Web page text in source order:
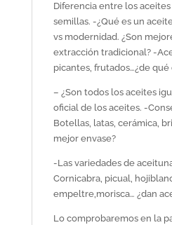
Diferencia entre los
semillas. -¿Qué es un
vs modernidad. ¿Son
extracción tradicional? -
picantes, frutados…¿de
– ¿Son todos los aceites
oficial de los aceites. -
Botellas, latas, cerámica,
mejor envase?
-Las variedades de
Cornicabra, picual,
empeltre,morisca… ¿dan
Lo comprobaremos en la